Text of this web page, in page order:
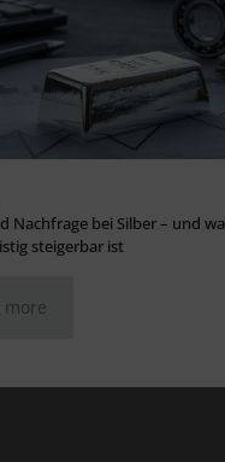
Nachfrage bei Silber – und
steigerbar ist
more